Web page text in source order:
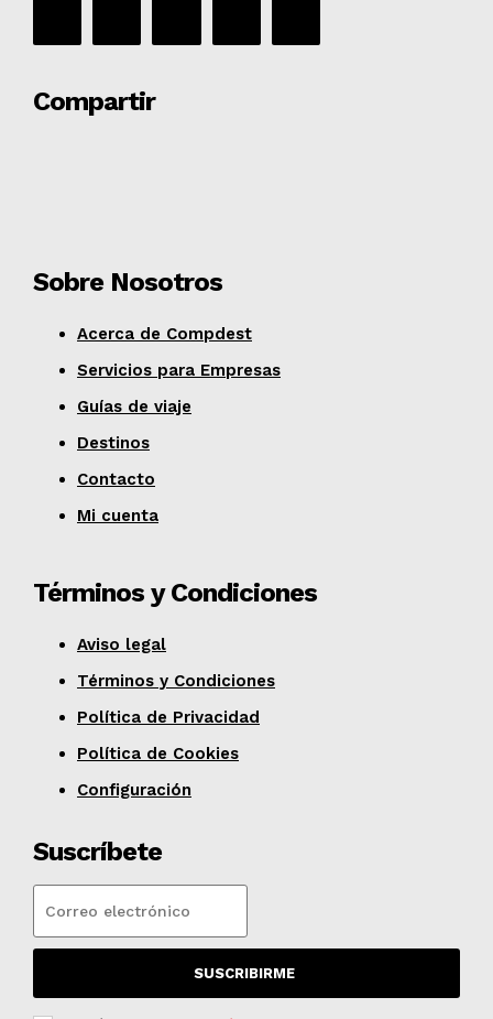
Compartir
Sobre Nosotros
Acerca de Compdest
Servicios para Empresas
Guías de viaje
Destinos
Contacto
Mi cuenta
Términos y Condiciones
Aviso legal
Términos y Condiciones
Política de Privacidad
Política de Cookies
Configuración
Suscríbete
SUSCRIBIRME